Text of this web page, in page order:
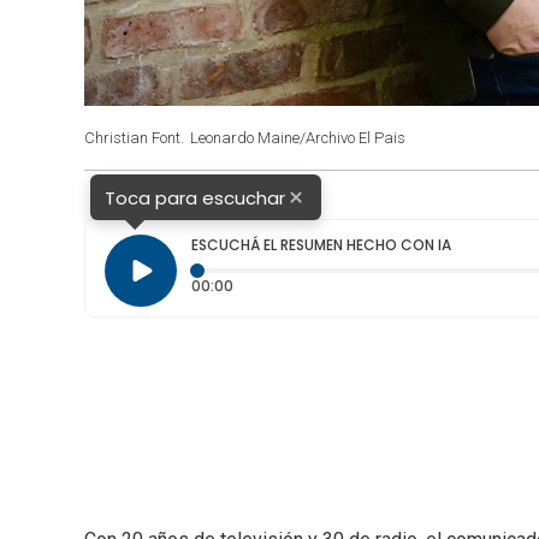
Christian Font. Leonardo Maine/Archivo El Pais
Toca para escuchar×
ESCUCHÁ EL RESUMEN HECHO CON IA
00:00